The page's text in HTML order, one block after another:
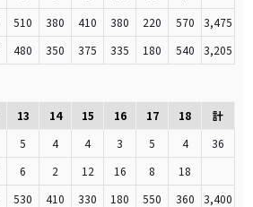
510 380 410 380 220 570
3,475
480 350 375 335 180 540 3,205
13 14 15 16 17 18
計
5 4 4 3 5 4
36
6 2 12 16 8
18
530 410 330 180 550 360
3,400